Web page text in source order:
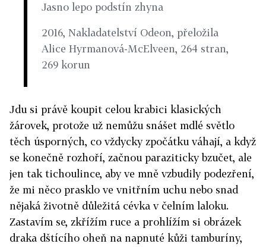
Jasno lepo podstín zhyna
2016, Nakladatelství Odeon, přeložila
Alice Hyrmanová-McElveen, 264 stran,
269 korun
Jdu si právě koupit celou krabici klasických
žárovek, protože už nemůžu snášet mdlé světlo
těch úsporných, co vždycky zpočátku váhají, a když
se konečně rozhoří, začnou paraziticky bzučet, ale
jen tak tichoulince, aby ve mně vzbudily podezření,
že mi něco prasklo ve vnitřním uchu nebo snad
nějaká životně důležitá cévka v čelním laloku.
Zastavím se, zkřížím ruce a prohlížím si obrázek
draka dštícího oheň na napnuté kůži tamburíny,